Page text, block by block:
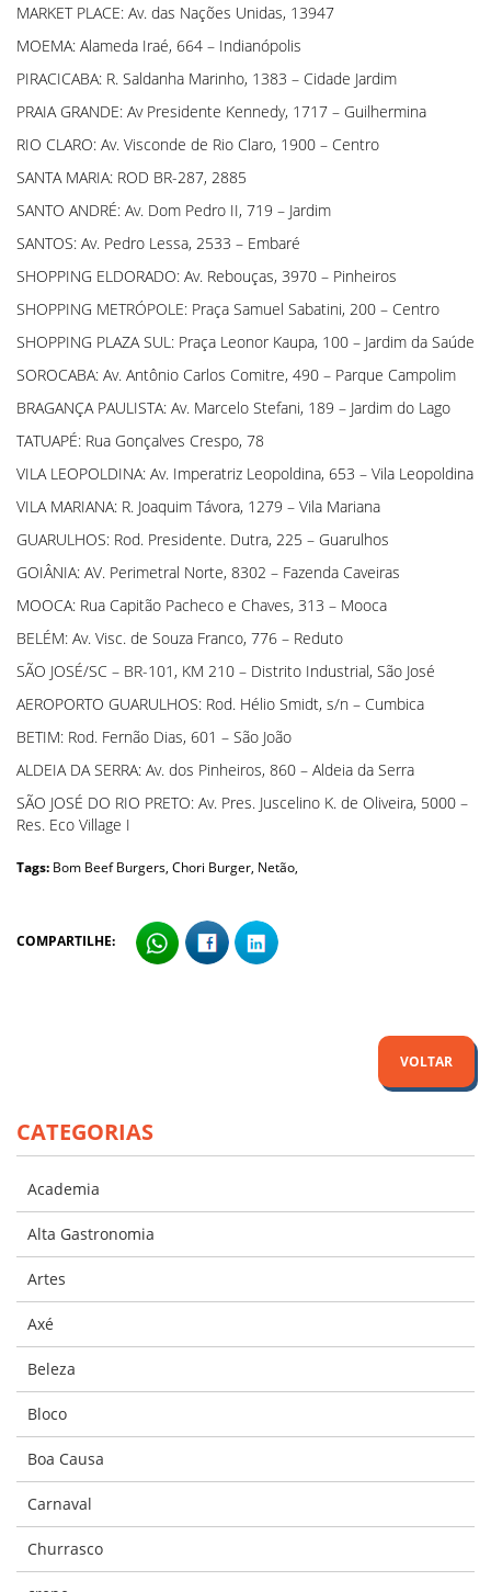
MARKET PLACE: Av. das Nações Unidas, 13947
MOEMA: Alameda Iraé, 664 – Indianópolis
PIRACICABA: R. Saldanha Marinho, 1383 – Cidade Jardim
PRAIA GRANDE: Av Presidente Kennedy, 1717 – Guilhermina
RIO CLARO: Av. Visconde de Rio Claro, 1900 – Centro
SANTA MARIA: ROD BR-287, 2885
SANTO ANDRÉ: Av. Dom Pedro II, 719 – Jardim
SANTOS: Av. Pedro Lessa, 2533 – Embaré
SHOPPING ELDORADO: Av. Rebouças, 3970 – Pinheiros
SHOPPING METRÓPOLE: Praça Samuel Sabatini, 200 – Centro
SHOPPING PLAZA SUL: Praça Leonor Kaupa, 100 – Jardim da Saúde
SOROCABA: Av. Antônio Carlos Comitre, 490 – Parque Campolim
BRAGANÇA PAULISTA: Av. Marcelo Stefani, 189 – Jardim do Lago
TATUAPÉ: Rua Gonçalves Crespo, 78
VILA LEOPOLDINA: Av. Imperatriz Leopoldina, 653 – Vila Leopoldina
VILA MARIANA: R. Joaquim Távora, 1279 – Vila Mariana
GUARULHOS: Rod. Presidente. Dutra, 225 – Guarulhos
GOIÂNIA: AV. Perimetral Norte, 8302 – Fazenda Caveiras
MOOCA: Rua Capitão Pacheco e Chaves, 313 – Mooca
BELÉM: Av. Visc. de Souza Franco, 776 – Reduto
SÃO JOSÉ/SC – BR-101, KM 210 – Distrito Industrial, São José
AEROPORTO GUARULHOS: Rod. Hélio Smidt, s/n – Cumbica
BETIM: Rod. Fernão Dias, 601 – São João
ALDEIA DA SERRA: Av. dos Pinheiros, 860 – Aldeia da Serra
SÃO JOSÉ DO RIO PRETO: Av. Pres. Juscelino K. de Oliveira, 5000 –
Res. Eco Village I
Tags: Bom Beef Burgers, Chori Burger, Netão,
COMPARTILHE:
VOLTAR
CATEGORIAS
Academia
Alta Gastronomia
Artes
Axé
Beleza
Bloco
Boa Causa
Carnaval
Churrasco